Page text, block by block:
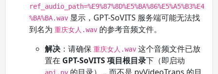
ref_audio_path=%E9%87%8D%E5%BA%86%E5%A5%B3%E4
%BA%BA.wav 显示，GPT-SoVITS 服务端可能无法找
到名为 重庆女人.wav 的参考音频文件。
解决 ：请确保 重庆女人.wav 这个音频文件已放
置在 GPT-SoVITS 项目根目录下（即启动